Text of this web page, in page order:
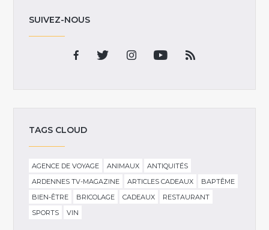
SUIVEZ-NOUS
TAGS CLOUD
AGENCE DE VOYAGE ANIMAUX
ANTIQUITÉS
ARDENNES TV-MAGAZINE
ARTICLES CADEAUX
BAPTÊME
BIEN-ÊTRE
BRICOLAGE CADEAUX
RESTAURANT
SPORTS
VIN